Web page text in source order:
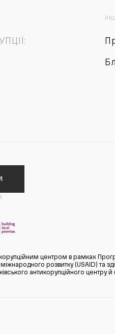
центром в рамках
розвитку (USAID) та
антикорупційного